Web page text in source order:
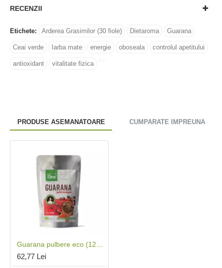
RECENZII
Etichete: Arderea Grasimilor (30 fiole) Dietaroma Guarana
Ceai verde Iarba mate energie oboseala controlul apetitului
antioxidant vitalitate fizica
PRODUSE ASEMANATOARE CUMPARATE IMPREUNA
62,77 Lei